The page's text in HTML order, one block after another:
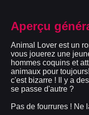
Aperçu
Animal Lover est un
vous jouerez une
hommes coquins et
animaux pour
c'est bizarre ! Il y a
se passe d'autre ?
Pas de fourrures ! Ne